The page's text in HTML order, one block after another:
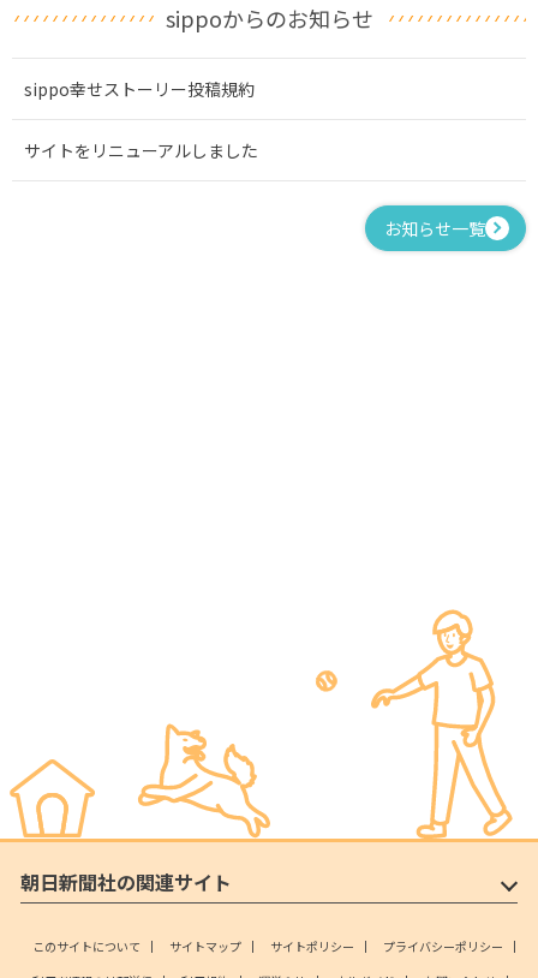
sippoからのお知らせ
sippo幸せストーリー投稿規約
サイトをリニューアルしました
お知らせ一覧
朝日新聞社の関連サイト
このサイトについて サイトマップ サイトポリシー
プライバシーポリシー